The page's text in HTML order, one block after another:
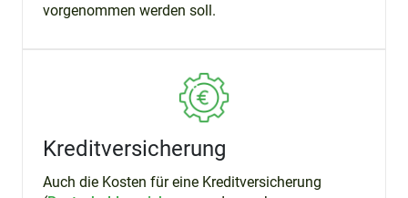
vorgenommen werden soll.
Kreditversicherung
Auch die Kosten für eine Kreditversicherung